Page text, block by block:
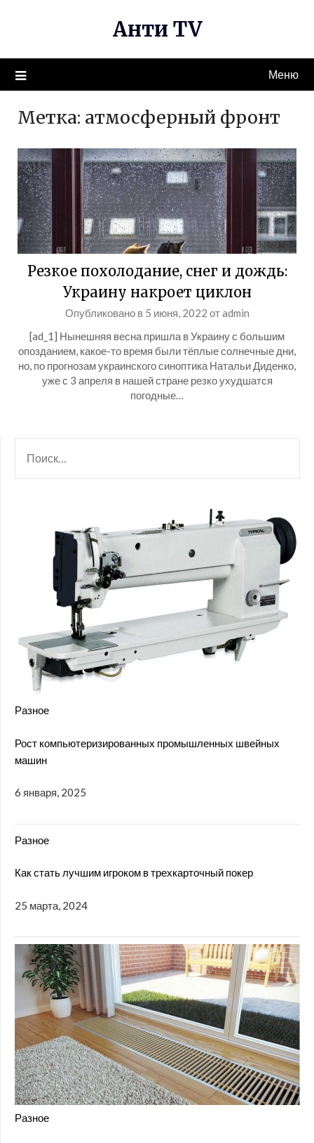
Анти TV
Меню
Метка: атмосферный фронт
Резкое похолодание, снег и дождь:
Украину накроет циклон
Опубликовано в 5 июня, 2022 отadmin
[ad_1] Нынешняя весна пришла в Украину с большим
опозданием, какое-то время были тёплые солнечные дни,
но, по прогнозам украинского синоптика Натальи Диденко,
уже с 3 апреля в нашей стране резко ухудшатся
погодные…
Разное
Рост компьютеризированных промышленных швейных
машин
6 января, 2025
Разное
Как стать лучшим игроком в трехкарточный покер
25 марта, 2024
Разное